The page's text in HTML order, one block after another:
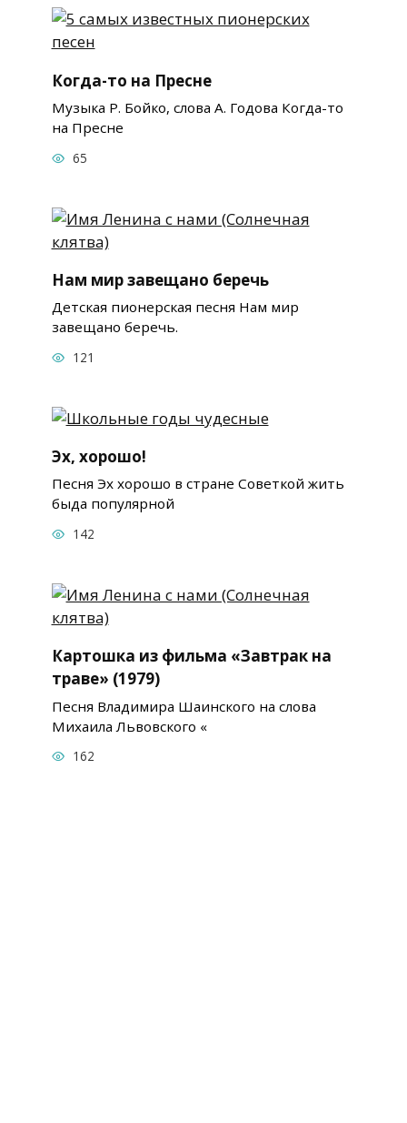
Когда-то на Пресне
Музыка Р. Бойко, слова А. Годова Когда-то
на Пресне
65
Нам мир завещано беречь
Детская пионерская песня Нам мир
завещано беречь.
121
Эх, хорошо!
Песня Эх хорошо в стране Советкой жить
быда популярной
142
Картошка из фильма «Завтрак на
траве» (1979)
Песня Владимира Шаинского на слова
Михаила Львовского «
162